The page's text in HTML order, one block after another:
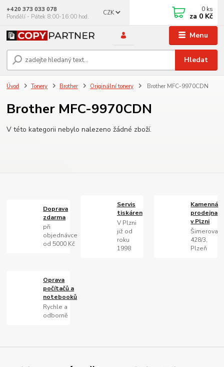
Menu
CZK
Hledat
+420 373 033 078
Pondělí - Pátek 8:00-16:00 hod.
0 ks
za 0 Kč
Úvod Tonery Brother Originální tonery Brother MFC-9970CDN
Brother MFC-9970CDN
V této kategorii nebylo nalezeno žádné zboží.
Doprava
zdarma
při
objednávce
od 5000 Kč
Servis
tiskáren
V Plzni
již od
roku
1998
Kamenná
prodejna
v Plzni
Šimerova
428/3,
Plzeň
Oprava
počítačů a
notebooků
Rychle a
odborně